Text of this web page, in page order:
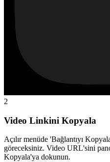
2
Video Linkini Kopyala
Açılır menüde 'Bağlantıyı
göreceksiniz. Video URL'sini
Kopyala'ya dokunun.